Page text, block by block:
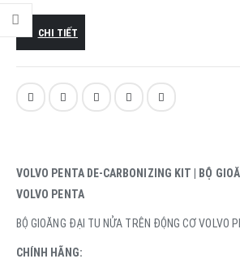
CHI TIẾT
VOLVO PENTA DE-CARBONIZING KIT | BỘ
VOLVO PENTA
BỘ GIOĂNG ĐẠI TU NỬA TRÊN ĐỘNG CƠ VOLVO
CHÍNH HÃNG: